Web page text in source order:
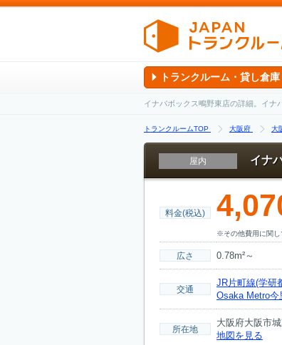
トランクルーム・貸し倉
イナバボックス鴫野東店の詳細。イナ
トランクルームTOP 大阪府 大
屋内 イナ
料金(税込)
※その他費用に関し
広さ 0.78m²～
交通
JR片町線(学研
Osaka Metro今
所在地
大阪府大阪市
地図を見る